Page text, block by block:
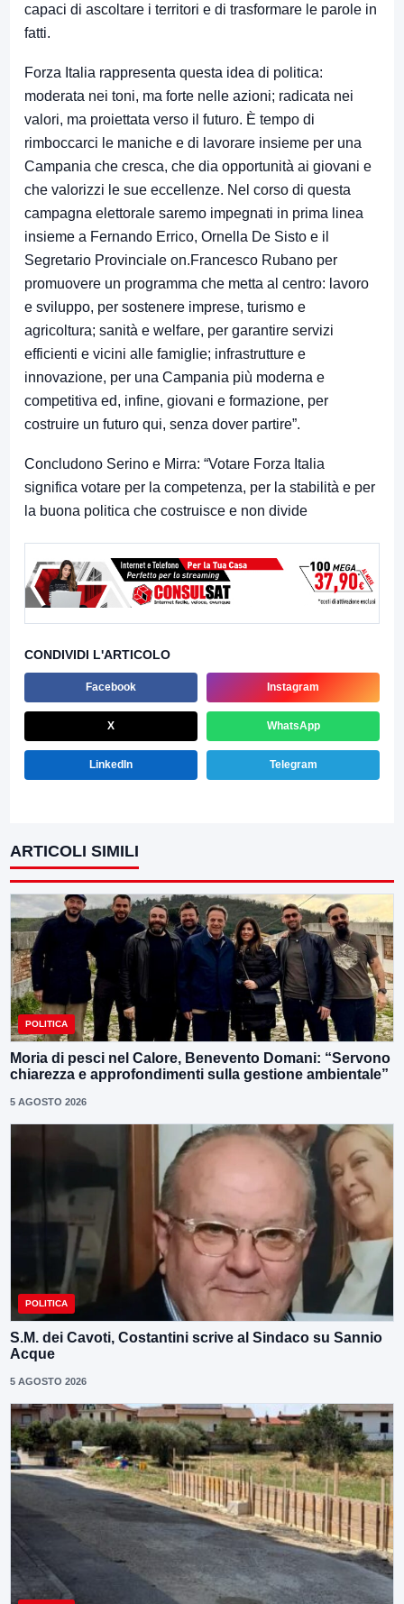
capaci di ascoltare i territori e di trasformare le parole in
fatti.
Forza Italia rappresenta questa idea di politica:
moderata nei toni, ma forte nelle azioni; radicata nei
valori, ma proiettata verso il futuro. È tempo di
rimboccarci le maniche e di lavorare insieme per una
Campania che cresca, che dia opportunità ai giovani e
che valorizzi le sue eccellenze. Nel corso di questa
campagna elettorale saremo impegnati in prima linea
insieme a Fernando Errico, Ornella De Sisto e il
Segretario Provinciale on.Francesco Rubano per
promuovere un programma che metta al centro: l avoro
e sviluppo, per sostenere imprese, turismo e
agricoltura; sanità e welfare, per garantire servizi
efficienti e vicini alle famiglie; infrastrutture e
innovazione, per una Campania più moderna e
competitiva ed, infine, giovani e formazione, per
costruire un futuro qui, senza dover partire”.
Concludono Serino e Mirra: “Votare Forza Italia
significa votare per la competenza, per la stabilità e per
la buona politica che costruisce e non divide
CONDIVIDI L'ARTICOLO
Facebook Instagram
X WhatsApp
LinkedIn Telegram
ARTICOLI SIMILI
POLITICA
Moria di pesci nel Calore, Benevento Domani: “Servono
chiarezza e approfondimenti sulla gestione ambientale”
5 AGOSTO 2026
POLITICA
S.M. dei Cavoti, Costantini scrive al Sindaco su Sannio
Acque
5 AGOSTO 2026